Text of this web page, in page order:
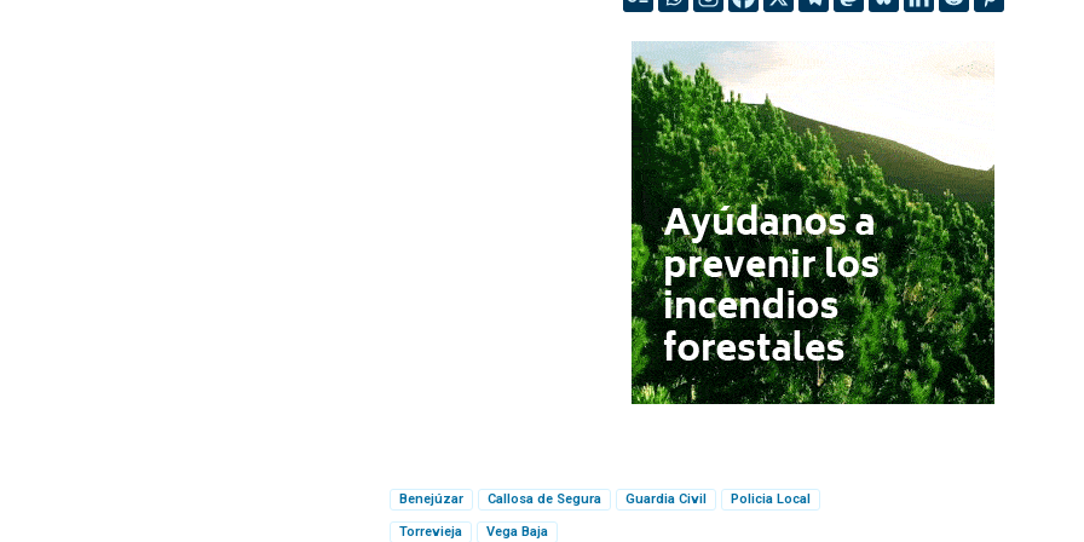
Benejúzar Callosa de Segura Guardia Civil Policia Local
Torrevieja Vega Baja